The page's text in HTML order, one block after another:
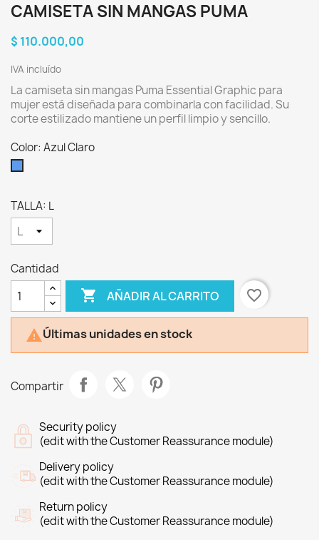
CAMISETA SIN MANGAS PUMA
$ 110.000,00
IVA incluído
La camiseta sin mangas Puma Essential Graphic para
mujer está diseñada para combinarla con facilidad. Su
corte estilizado mantiene un perfil limpio y sencillo.
Color: Azul Claro
TALLA: L
Cantidad
 AÑADIR AL CARRITO favorite_border
Últimas unidades en stock
Compartir
Security policy
(edit with the Customer Reassurance module)
Delivery policy
(edit with the Customer Reassurance module)
Return policy
(edit with the Customer Reassurance module)